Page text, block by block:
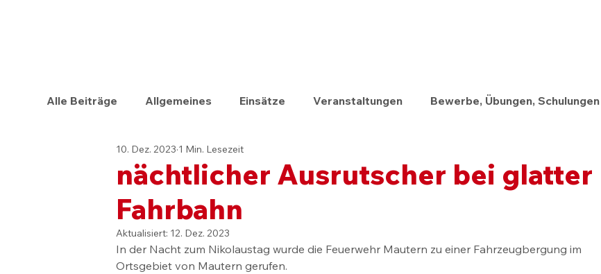
Alle Beiträge Allgemeines Einsätze Veranstaltungen Bewerbe, Übungen, Schulungen
nächtlicher Ausrutscher bei glatter
Fahrbahn
10. Dez. 2023 1 Min. Lesezeit
Aktualisiert: 12. Dez. 2023
In der Nacht zum Nikolaustag wurde die Feuerwehr Mautern zu einer Fahrzeugbergung im
Ortsgebiet von Mautern gerufen.